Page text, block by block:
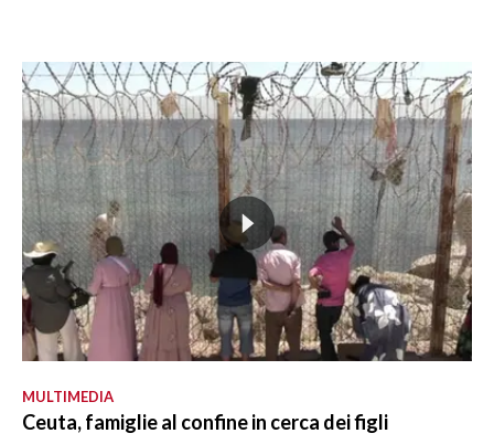
MULTIMEDIA
Ceuta, famiglie al confine in cerca dei figli